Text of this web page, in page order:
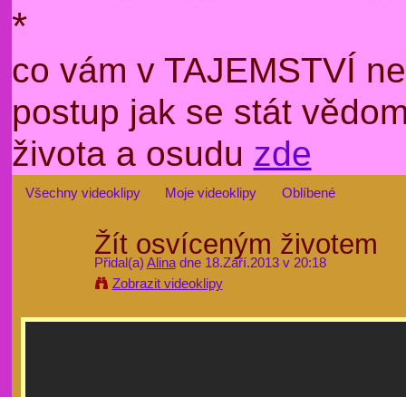
*
co vám v TAJEMSTVÍ
postup jak se stát
života a osudu zde
Všechny videoklipy Moje videoklipy Oblíbené
Žít osvíceným životem
Přidal(a) Alinadne 18.Září.2013 v 20:18
Zobrazit videoklipy